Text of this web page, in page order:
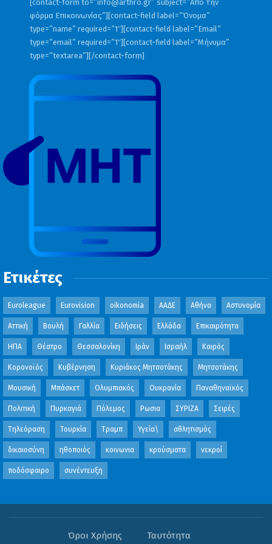
και ΣΤΑ ΧΑΝΙΑ ΤΡΕΙΣ ΜΗΝΕΣ ΤΩΡΑ ΔΕΝ
ΜΠΟΡΟΥΝ ΝΑ ΑΔΕΙΟΔΟΤΗΣΟΥΝ ΕΝΑ
ΟΙΚΙΣΚΟ ΚΟΝΤΕΙΝΕΡ ΓΙΑ ΝΑ ΠΑΡΕΙ ΜΠΡΟΣ
Η ΓΕΜΝΗΤΡΙΑ ΟΞΥΓΟΝΟΥ ΤΟΥ
ΝΟΣΟΚΟΜΕΙΟΥ ΠΟΥ ΑΓΟΡΑΣΕ Η
ΜΟΥ ΜΗΝΥΣΗ ΠΩΣ ΣΕ ΔΥΣΦΗΜΩ!!!»
[contact-form to=”info@arthro.gr” subject=”Από την
φόρμα Επικοινωνίας”][contact-field label=”Όνομα”
type=”name” required=”1″][contact-field label=”Email”
type=”email” required=”1″][contact-field label=”Μήνυμα”
type=”textarea”][/contact-form]
Ετικέτες
Euroleague Eurovision oikonomia ΑΑΔΕ Αθήνα Αστυνομία
Αττική Βουλή Γαλλία Ειδήσεις Ελλάδα Επικαιρότητα
ΗΠΑ Θέατρο Θεσσαλονίκη Ιράν Ισραήλ Καιρός
Κορονοϊός Κυβέρνηση Κυριάκος Μητσοτάκης Μητσοτάκης
Μουσική Μπάσκετ Ολυμπιακός Ουκρανία Παναθηναϊκός
Πολιτική Πυρκαγιά Πόλεμος Ρωσια ΣΥΡΙΖΑ Σειρές
Τηλεόραση Τουρκία Τραμπ Υγεία\ αθλητισμός
δικαιοσύνη ηθοποιός κοινωνια κρούσματα νεκροί
ποδόσφαιρο συνέντευξη
Όροι Χρήσης Ταυτότητα